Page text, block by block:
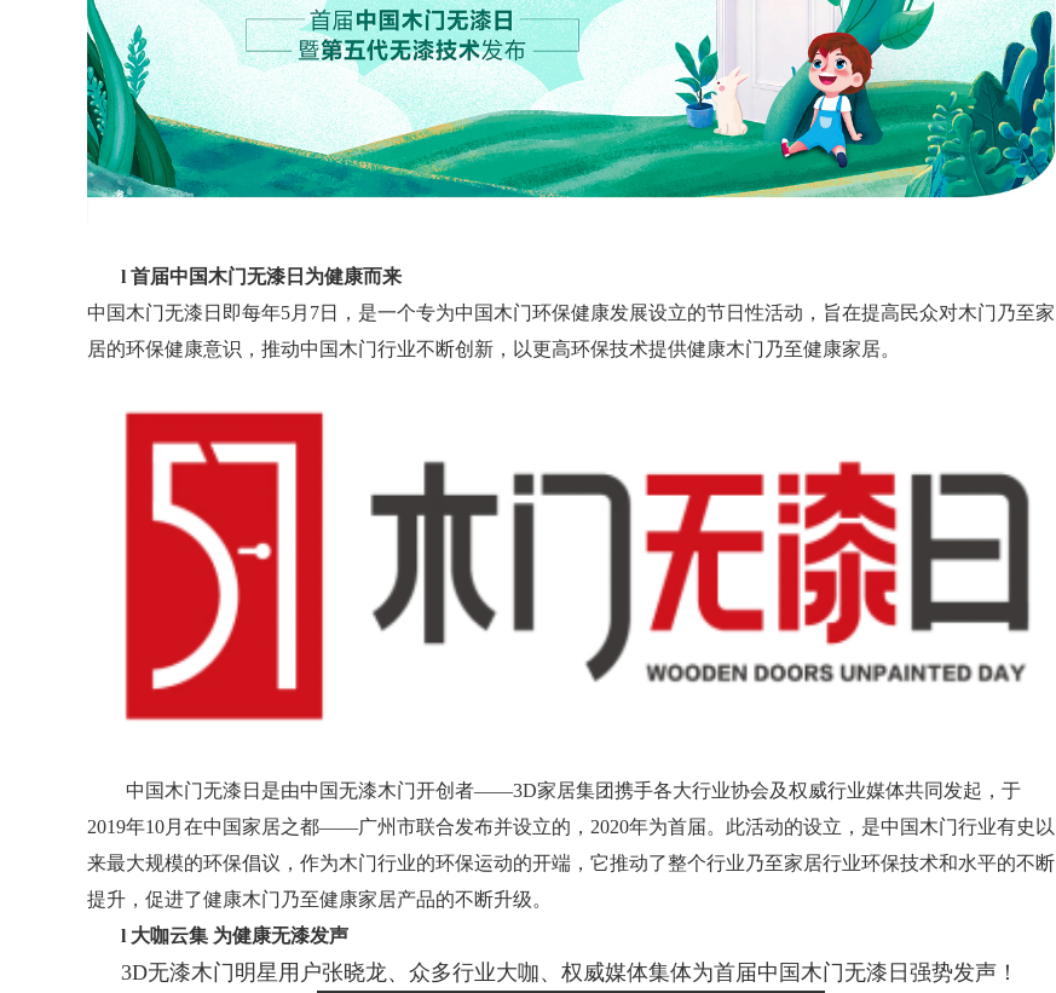
l 首届中国木门无漆日为健康而来
中国木门无漆日即每年5月7日，是一个专为中国木门环保健康发展设立的节日性活动，旨在提高民众对木门乃至家
居的环保健康意识，推动中国木门行业不断创新，以更高环保技术提供健康木门乃至健康家居。
中国木门无漆日是由中国无漆木门开创者——3D家居集团携手各大行业协会及权威行业媒体共同发起，于
2019年10月在中国家居之都——广州市联合发布并设立的，2020年为首届。此活动的设立，是中国木门行业有史以
来最大规模的环保倡议，作为木门行业的环保运动的开端，它推动了整个行业乃至家居行业环保技术和水平的不断
提升，促进了健康木门乃至健康家居产品的不断升级。
l 大咖云集 为健康无漆发声
3D无漆木门明星用户张晓龙、众多行业大咖、权威媒体集体为首届中国木门无漆日强势发声！